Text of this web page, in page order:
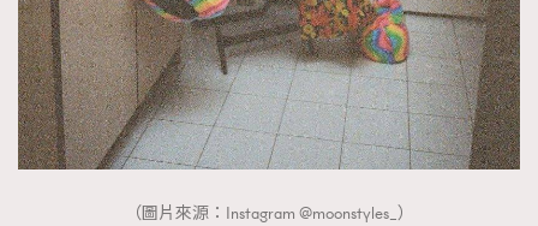
（圖片來源：Instagram @moonstyles_）